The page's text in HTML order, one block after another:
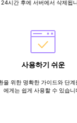
24시간 후에 서버에서 삭제됩
사용하기 쉬운
을 위한 명확한 가이드와 단
에게는 쉽게 사용할 수 있습니